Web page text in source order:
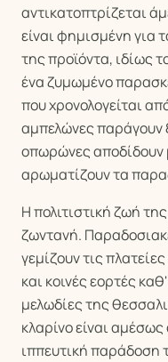
αντικατοπτρίζεται
είναι φημισμένη για
της προϊόντα, ιδίως
ένα ζυμωμένο
που χρονολογείται
αμπελώνες παράγουν
οπωρώνες αποδίδουν
αρωματίζουν τα
Η πολιτιστική ζωή
ζωντανή.
γεμίζουν τις
και κοινές εορτές
μελωδίες της
κλαρίνο είναι
ιππευτική παράδοση